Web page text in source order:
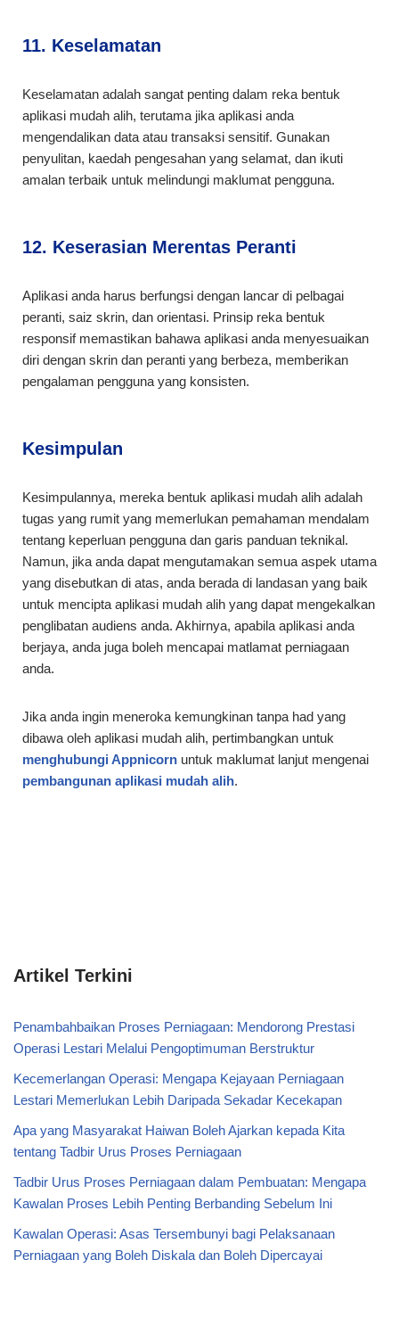
11. Keselamatan
Keselamatan adalah sangat penting dalam reka bentuk
aplikasi mudah alih, terutama jika aplikasi anda
mengendalikan data atau transaksi sensitif. Gunakan
penyulitan, kaedah pengesahan yang selamat, dan ikuti
amalan terbaik untuk melindungi maklumat pengguna.
12. Keserasian Merentas Peranti
Aplikasi anda harus berfungsi dengan lancar di pelbagai
peranti, saiz skrin, dan orientasi. Prinsip reka bentuk
responsif memastikan bahawa aplikasi anda menyesuaikan
diri dengan skrin dan peranti yang berbeza, memberikan
pengalaman pengguna yang konsisten.
Kesimpulan
Kesimpulannya, mereka bentuk aplikasi mudah alih adalah
tugas yang rumit yang memerlukan pemahaman mendalam
tentang keperluan pengguna dan garis panduan teknikal.
Namun, jika anda dapat mengutamakan semua aspek utama
yang disebutkan di atas, anda berada di landasan yang baik
untuk mencipta aplikasi mudah alih yang dapat mengekalkan
penglibatan audiens anda. Akhirnya, apabila aplikasi anda
berjaya, anda juga boleh mencapai matlamat perniagaan
anda.
Jika anda ingin meneroka kemungkinan tanpa had yang
dibawa oleh aplikasi mudah alih, pertimbangkan untuk
menghubungi Appnicorn untuk maklumat lanjut mengenai
pembangunan aplikasi mudah alih.
Artikel Terkini
Penambahbaikan Proses Perniagaan: Mendorong Prestasi
Operasi Lestari Melalui Pengoptimuman Berstruktur
Kecemerlangan Operasi: Mengapa Kejayaan Perniagaan
Lestari Memerlukan Lebih Daripada Sekadar Kecekapan
Apa yang Masyarakat Haiwan Boleh Ajarkan kepada Kita
tentang Tadbir Urus Proses Perniagaan
Tadbir Urus Proses Perniagaan dalam Pembuatan: Mengapa
Kawalan Proses Lebih Penting Berbanding Sebelum Ini
Kawalan Operasi: Asas Tersembunyi bagi Pelaksanaan
Perniagaan yang Boleh Diskala dan Boleh Dipercayai